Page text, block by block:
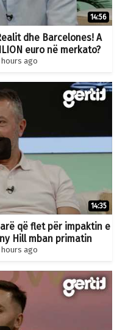
14:56
dhe Barcelones! A
euro në merkato?
hours ago
14:35
që flet për impaktin e
Hill mban primatin
hours ago